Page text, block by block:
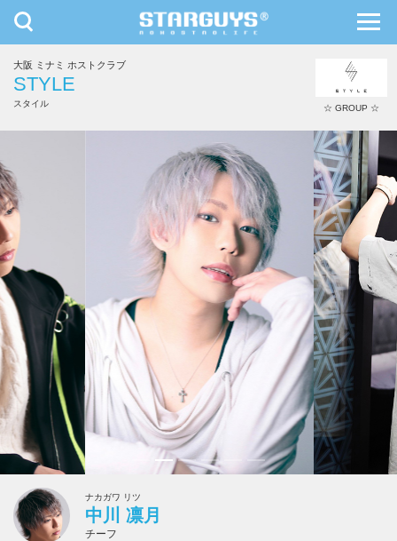
九州・沖縄 北海道・東北
toggle
navigation
大阪 ミナミ ホストクラブ
STYLE
スタイル ☆ GROUP ☆
中川 凛月
ナカガワ リツ
中川 凛月
チーフ